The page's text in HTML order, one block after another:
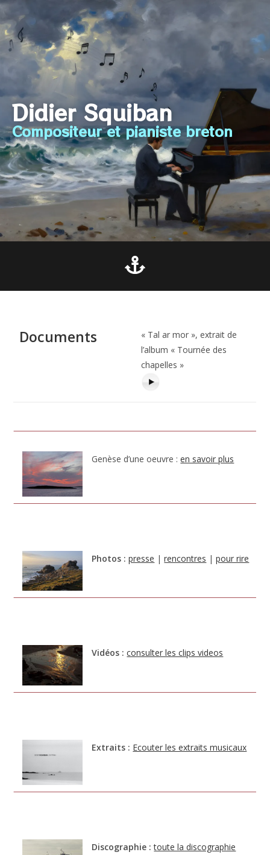
Didier Squiban
Compositeur et pianiste breton
Documents
« Tal ar mor », extrait de
l’album « Tournée des
chapelles »
Genèse d’une oeuvre :en savoir plus
Photos : presse |rencontres |pour rire
Vidéos :consulter les clips videos
Extraits : Ecouter les extraits musicaux
Discographie : toute la discographie